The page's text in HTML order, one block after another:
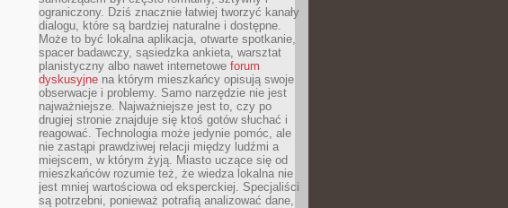
ograniczony. Dziś znacznie łatwiej tworzyć kanały
dialogu, które są bardziej naturalne i dostępne.
Może to być lokalna aplikacja, otwarte spotkanie,
spacer badawczy, sąsiedzka ankieta, warsztat
planistyczny albo nawet internetowe forum
dyskusyjne na którym mieszkańcy opisują swoje
obserwacje i problemy. Samo narzędzie nie jest
najważniejsze. Najważniejsze jest to, czy po
drugiej stronie znajduje się ktoś gotów słuchać i
reagować. Technologia może jedynie pomóc, ale
nie zastąpi prawdziwej relacji między ludźmi a
miejscem, w którym żyją. Miasto uczące się od
mieszkańców rozumie też, że wiedza lokalna nie
jest mniej wartościowa od eksperckiej. Specjaliści
są potrzebni, ponieważ potrafią analizować dane,